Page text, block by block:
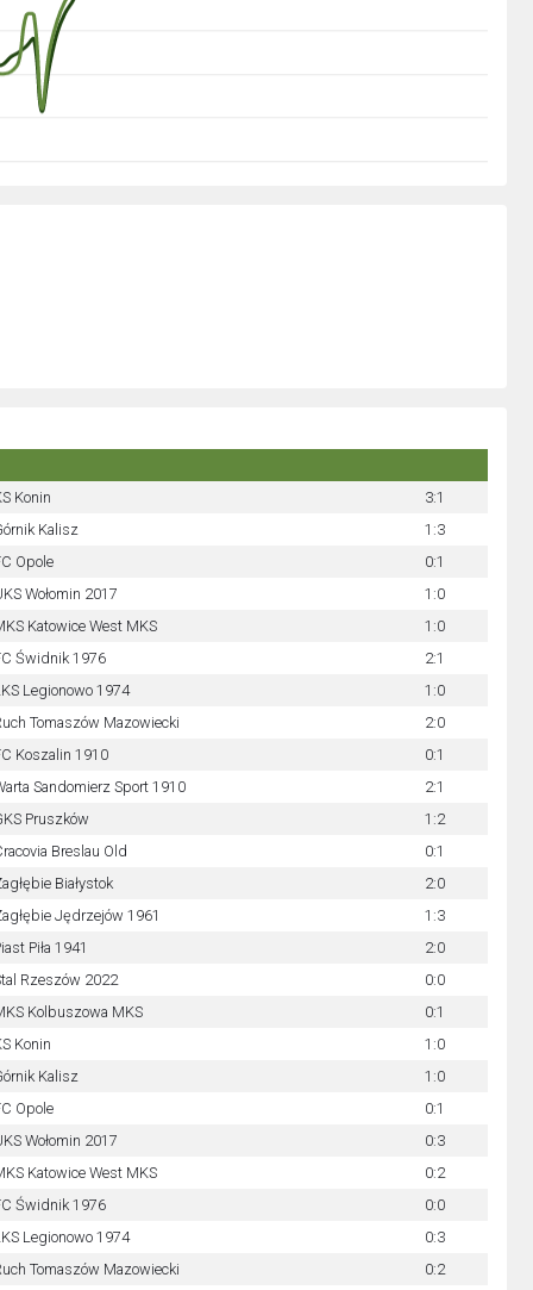
Konin
3:1
Kalisz
1:3
Opole
0:1
Wołomin 2017
1:0
Katowice West MKS
1:0
Świdnik 1976
2:1
Legionowo 1974
1:0
Tomaszów Mazowiecki
2:0
Koszalin 1910
0:1
Sandomierz Sport 1910
2:1
Pruszków
1:2
Breslau Old
0:1
Białystok
2:0
Jędrzejów 1961
1:3
Piła 1941
2:0
Rzeszów 2022
0:0
Kolbuszowa MKS
0:1
Konin
1:0
Kalisz
1:0
Opole
0:1
Wołomin 2017
0:3
Katowice West MKS
0:2
Świdnik 1976
0:0
Legionowo 1974
0:3
Tomaszów Mazowiecki 0:2